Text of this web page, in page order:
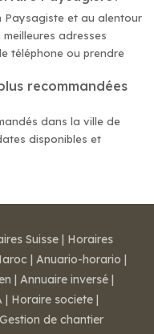
Paysagiste et au alentour
adresses
téléphone ou prendre
recommandées
dans la ville de
disponibles et
Suisse | Horaires
| Anuario-horario |
| Annuaire inversé |
| Horaire societe |
Gestion de chantier